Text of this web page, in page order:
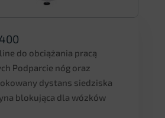
do obciążania pracą
Podparcie nóg oraz
dystans siedziska
blokująca dla wózków